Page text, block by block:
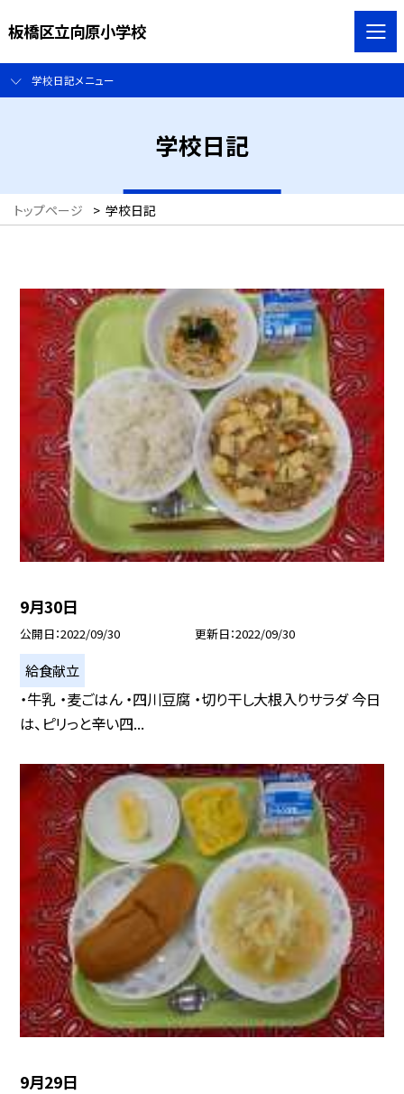
板橋区立向原小学校
学校日記メニュー
学校日記
トップページ > 学校日記
9月30日
公開日 2022/09/30 更新日 2022/09/30
給食献立
・牛乳 ・麦ごはん ・四川豆腐 ・切り干し大根入りサラダ 今日
は、ピリっと辛い四...
9月29日